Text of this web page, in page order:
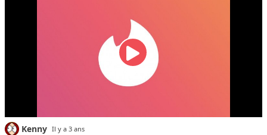
Kenny Il y a 3 ans